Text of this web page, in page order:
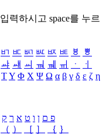
력하시고 space를 누르
ㅲ ㅳ ㅴ ㅵ ㅶ ㅷ ㅸ
ㅹ
ㆇ ㆈ ㆉ ㆊ ㆋ ㆌ ㆍ
ㆎ
ΤΥ Φ Χ Ψ Ω α β γ δ ε ζ η
פ ם ן ו ט א ר ק
（ ） ［ ］ ｛ ｝